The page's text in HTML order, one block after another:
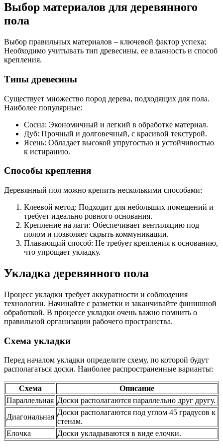
Выбор материалов для деревянного
пола
Выбор правильных материалов – ключевой фактор успеха;
Необходимо учитывать тип древесины, ее влажность и способ
крепления.
Типы древесины
Существует множество пород дерева, подходящих для пола.
Наиболее популярные:
Сосна: Экономичный и легкий в обработке материал.
Дуб: Прочный и долговечный, с красивой текстурой.
Ясень: Обладает высокой упругостью и устойчивостью
к истиранию.
Способы крепления
Деревянный пол можно крепить несколькими способами:
Клеевой метод: Подходит для небольших помещений и
требует идеально ровного основания.
Крепление на лаги: Обеспечивает вентиляцию под
полом и позволяет скрыть коммуникации.
Плавающий способ: Не требует крепления к основанию,
что упрощает укладку.
Укладка деревянного пола
Процесс укладки требует аккуратности и соблюдения
технологии. Начинайте с разметки и заканчивайте финишной
обработкой. В процессе укладки очень важно помнить о
правильной организации рабочего пространства.
Схема укладки
Перед началом укладки определите схему, по которой будут
располагаться доски. Наиболее распространенные варианты:
Схема
Описание
Параллельная Доски располагаются параллельно друг другу.
Диагональная
Доски располагаются под углом 45 градусов к
стенам.
Елочка
Доски укладываются в виде елочки.